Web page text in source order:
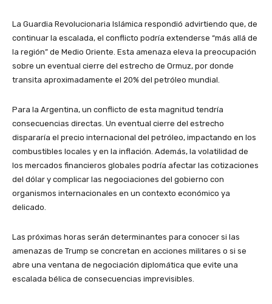
La Guardia Revolucionaria Islámica respondió advirtiendo que, de
continuar la escalada, el conflicto podría extenderse “más allá de
la región” de Medio Oriente. Esta amenaza eleva la preocupación
sobre un eventual cierre del estrecho de Ormuz, por donde
transita aproximadamente el 20% del petróleo mundial.
Para la Argentina, un conflicto de esta magnitud tendría
consecuencias directas. Un eventual cierre del estrecho
dispararía el precio internacional del petróleo, impactando en los
combustibles locales y en la inflación. Además, la volatilidad de
los mercados financieros globales podría afectar las cotizaciones
del dólar y complicar las negociaciones del gobierno con
organismos internacionales en un contexto económico ya
delicado.
Las próximas horas serán determinantes para conocer si las
amenazas de Trump se concretan en acciones militares o si se
abre una ventana de negociación diplomática que evite una
escalada bélica de consecuencias imprevisibles.